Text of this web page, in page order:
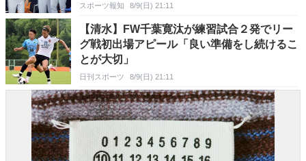
スポーツ報知 8/9(日) 21:11
【清水】FW千葉寛汰が練習試合２発でリー
グ戦初出場アピール「良い準備をし続けるこ
とが大切」
日刊スポーツ 8/9(日) 21:11